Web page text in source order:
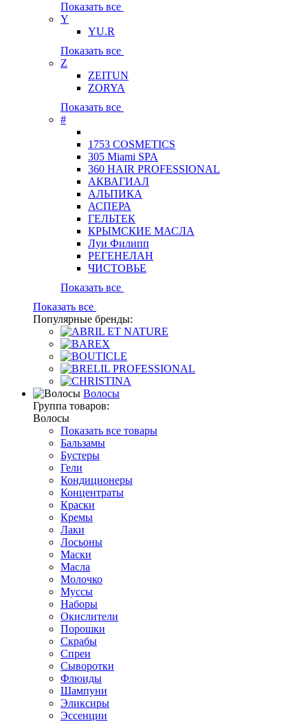
Показать все
Y
YU.R
Показать все
Z
ZEITUN
ZORYA
Показать все
#
1753 COSMETICS
305 Miami SPA
360 HAIR PROFESSIONAL
АКВАГИАЛ
АЛЬПИКА
АСПЕРА
ГЕЛЬТЕК
КРЫМСКИЕ МАСЛА
Луи Филипп
РЕГЕНЕЛАН
ЧИСТОВЬЕ
Показать все
Показать все
Популярные бренды:
Волосы
Группа товаров:
Волосы
Показать все товары
Бальзамы
Бустеры
Гели
Кондиционеры
Концентраты
Краски
Кремы
Лаки
Лосьоны
Маски
Масла
Молочко
Муссы
Наборы
Окислители
Порошки
Скрабы
Спреи
Сыворотки
Флюиды
Шампуни
Эликсиры
Эссенции